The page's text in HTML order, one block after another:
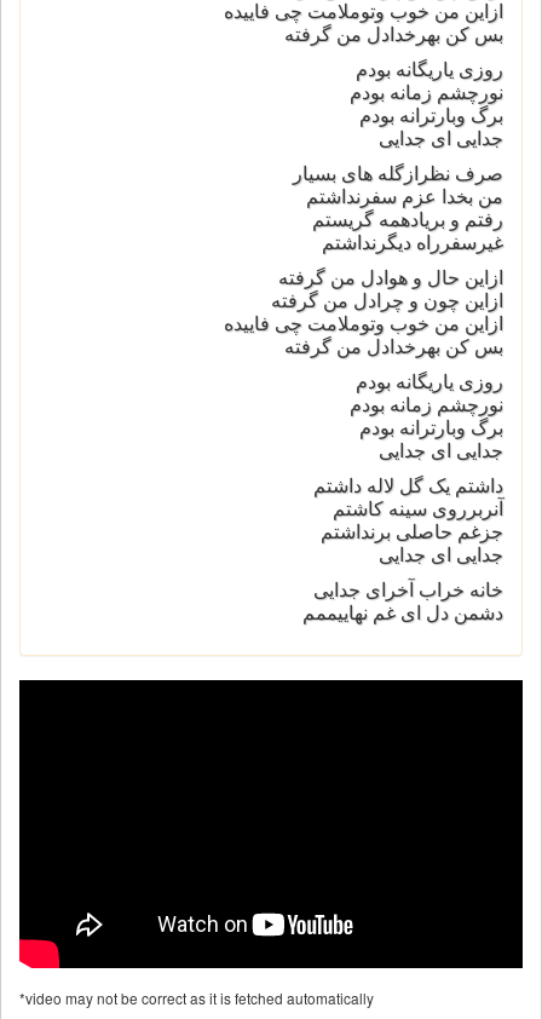
ازاین من خوب وتوملامت چی فاییده
بس کن بهرخدادل من گرفته
روزی یاریگانه بودم
نورچشم زمانه بودم
برگ وبارترانه بودم
جدایی ای جدایی
صرف نظرازگله های بسیار
من بخدا عزم سفرنداشتم
رفتم و بریادهمه گریستم
غیرسفرراه دیگرنداشتم
ازاین حال و هوادل من گرفته
ازاین چون و چرادل من گرفته
ازاین من خوب وتوملامت چی فاییده
بس کن بهرخدادل من گرفته
روزی یاریگانه بودم
نورچشم زمانه بودم
برگ وبارترانه بودم
جدایی ای جدایی
داشتم یک گل لاله داشتم
آنربرروی سینه کاشتم
جزغم حاصلی برنداشتم
جدایی ای جدایی
خانه خراب آخرای جدایی
دشمن دل ای غم نهاییممم
*video may not be correct as it is fetched automatically